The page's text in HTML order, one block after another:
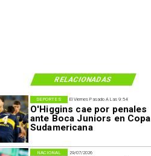
RELACIONADAS
El Viernes Pasado A Las 9:54
O'Higgins cae por penales
ante Boca Juniors en Copa
Sudamericana
DEPORTES
29/07/2026
NACIONAL